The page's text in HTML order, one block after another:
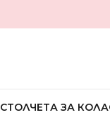
СТОЛЧЕТА ЗА КОЛА